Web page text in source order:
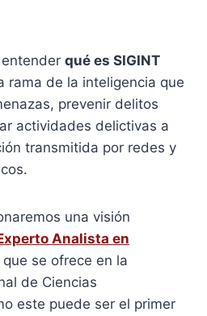
qué es SIGINT
rama de la inteligencia que
prevenir delitos
actividades delictivas a
transmitida por redes y
una visión
Analista en
que se ofrece en la
de Ciencias
este puede ser el primer